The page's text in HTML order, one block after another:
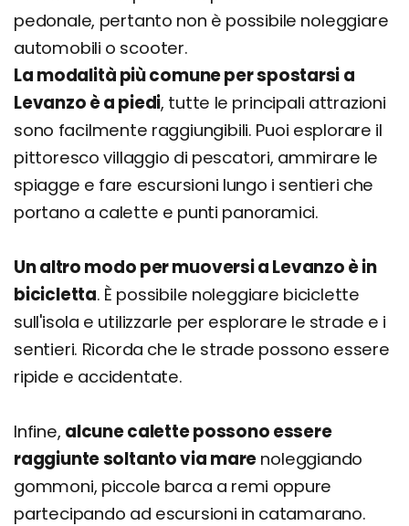
pedonale, pertanto non è possibile noleggiare
automobili o scooter.
La modalità più comune per spostarsi a
Levanzo è a piedi, tutte le principali attrazioni
sono facilmente raggiungibili. Puoi esplorare il
pittoresco villaggio di pescatori, ammirare le
spiagge e fare escursioni lungo i sentieri che
portano a calette e punti panoramici.
Un altro modo per muoversi a Levanzo è in
bicicletta. È possibile noleggiare biciclette
sull'isola e utilizzarle per esplorare le strade e i
sentieri. Ricorda che le strade possono essere
ripide e accidentate.
Infine, alcune calette possono essere
raggiunte soltanto via mare noleggiando
gommoni, piccole barca a remi oppure
partecipando ad escursioni in catamarano.